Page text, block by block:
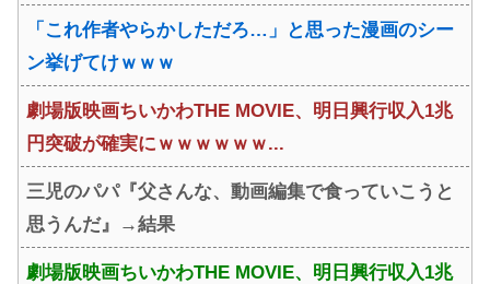
「これ作者やらかしただろ…」と思った漫画のシー
ン挙げてけｗｗｗ
劇場版映画ちいかわTHE MOVIE、明日興行収入1兆
円突破が確実にｗｗｗｗｗｗ...
三児のパパ『父さんな、動画編集で食っていこうと
思うんだ』→結果
劇場版映画ちいかわTHE MOVIE、明日興行収入1兆